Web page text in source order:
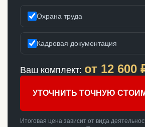
Охрана труда
Кадровая документация
Ваш комплект: от 12 600
УТОЧНИТЬ ТОЧНУЮ
Итоговая цена зависит от вида